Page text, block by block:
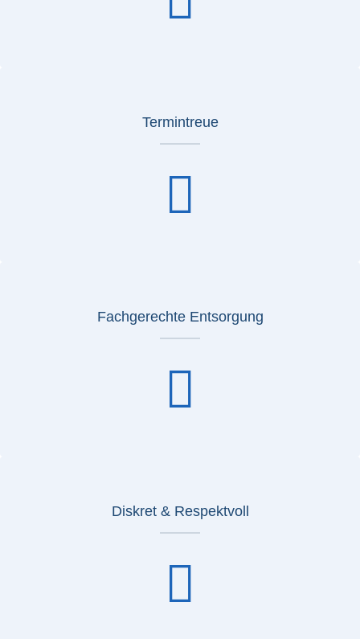
Termintreue
Fachgerechte Entsorgung
Diskret & Respektvoll